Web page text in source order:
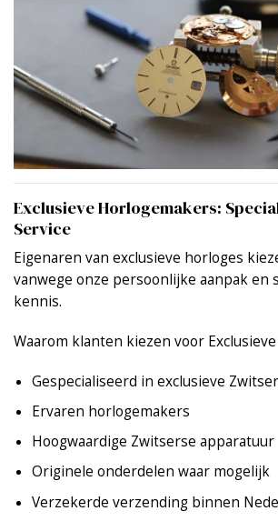
Exclusieve Horlogemakers:
Service
Eigenaren van exclusieve horloges
vanwege onze persoonlijke aanpak en
kennis.
Waarom klanten kiezen voor
Gespecialiseerd in exclusieve
Ervaren horlogemakers
Hoogwaardige Zwitserse apparatuur
Originele onderdelen waar mogelijk
Verzekerde verzending binnen